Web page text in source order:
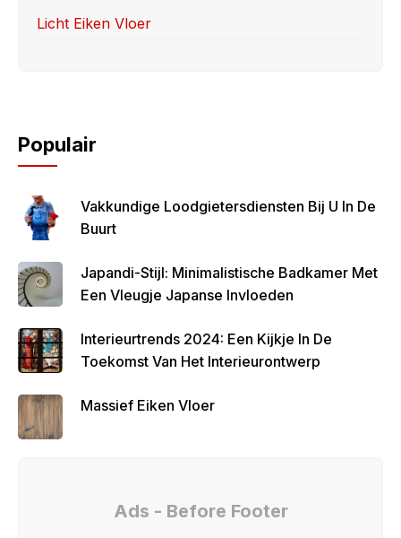
Licht Eiken Vloer
Populair
Vakkundige Loodgietersdiensten Bij U In De
Buurt
Japandi-Stijl: Minimalistische Badkamer Met
Een Vleugje Japanse Invloeden
Interieurtrends 2024: Een Kijkje In De
Toekomst Van Het Interieurontwerp
Massief Eiken Vloer
Ads - Before Footer